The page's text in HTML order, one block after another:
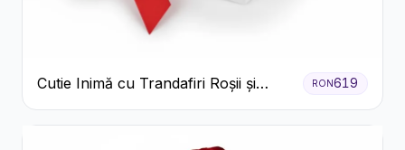
Cutie Inimă cu Trandafiri Roșii și
Bomboane Raffaello
RON619